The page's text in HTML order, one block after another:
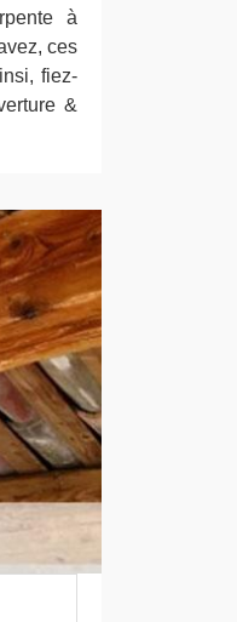
à
ces
fiez-
&